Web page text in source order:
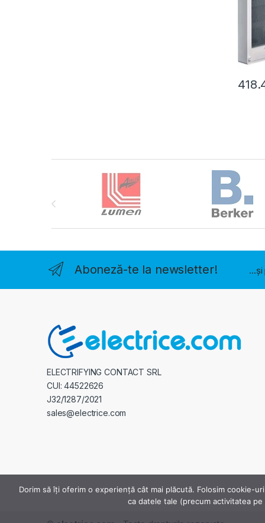
Brands Carousel
Aboneză-te la newsletter!
ELECTRIFYING CONTACT SRL
CUI: 44522626
J32/1287/2021
sales@electrice.com
Dorim să îți oferim o experiență cât mai plăcută. Folosim cookie-
ca datele tale (precum activitatea